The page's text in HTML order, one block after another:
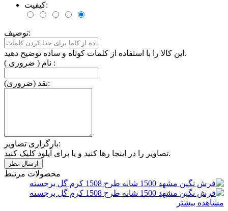
کیفیت:
توصیف:
این کالا را با استفاده از کلمات کوتاه و ساده توضیح دهید.
نام ( ضروری ) :
نقد (ضروری):
بارگزاری تصاویر:
تصاویر را در اینجا رها کنید و یا برای آپلود کلیک کنید.
محصولات مرتبط
مشاهده بیشتر